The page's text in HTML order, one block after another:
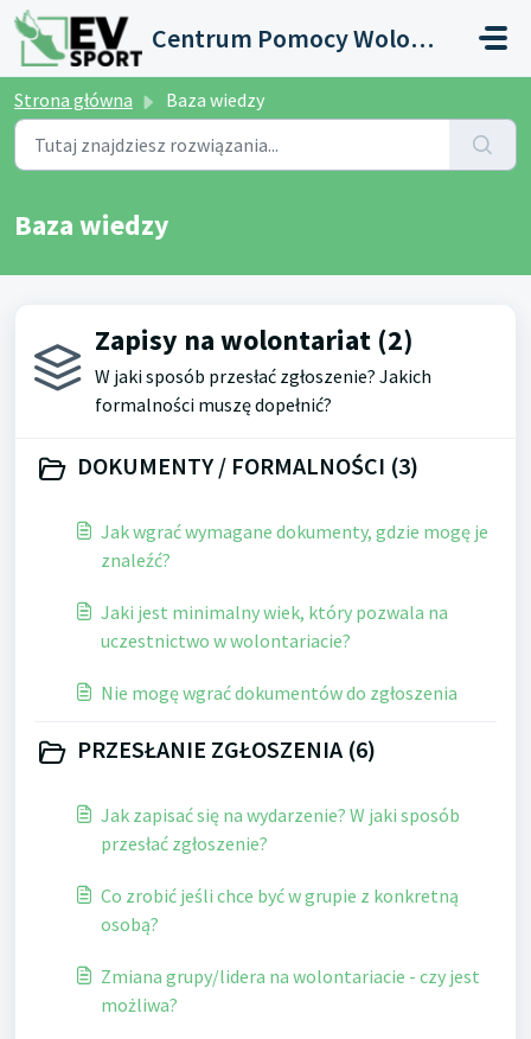
Przejdź do głównej treści
Centrum Pomocy Wolontariusza
Strona główna Baza wiedzy
Baza wiedzy
Zapisy na wolontariat (2)
W jaki sposób przesłać zgłoszenie? Jakich
formalności muszę dopełnić?
DOKUMENTY / FORMALNOŚCI (3)
Jak wgrać wymagane dokumenty, gdzie mogę je
znaleźć?
Jaki jest minimalny wiek, który pozwala na
uczestnictwo w wolontariacie?
Nie mogę wgrać dokumentów do zgłoszenia
PRZESŁANIE ZGŁOSZENIA (6)
Jak zapisać się na wydarzenie? W jaki sposób
przesłać zgłoszenie?
Co zrobić jeśli chce być w grupie z konkretną
osobą?
Zmiana grupy/lidera na wolontariacie - czy jest
możliwa?